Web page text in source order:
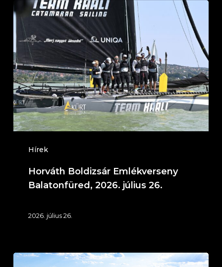
Hírek
Horváth
Boldizsár
Emlékverseny
Balatonfüred,
2026.
július
26.
Horváth Boldizsár Emlékverseny
Balatonfüred, 2026. július 26.
2026. július 26.
IT